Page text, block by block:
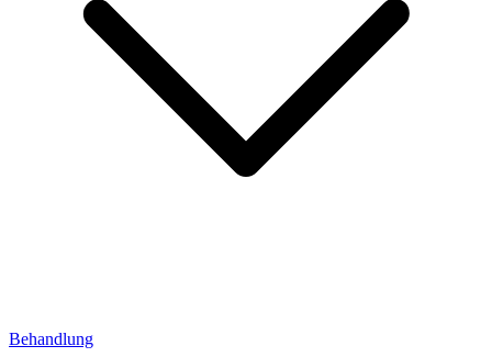
Behandlung